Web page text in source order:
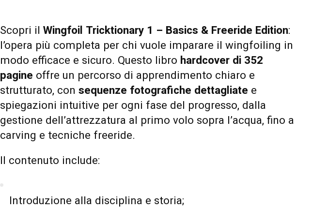
Scopri il Wingfoil Tricktionary 1 – Basics & Freeride Edition:
l’opera più completa per chi vuole imparare il wingfoiling in
modo efficace e sicuro. Questo libro hardcover di 352
pagine offre un percorso di apprendimento chiaro e
strutturato, con sequenze fotografiche dettagliate e
spiegazioni intuitive per ogni fase del progresso, dalla
gestione dell’attrezzatura al primo volo sopra l’acqua, fino a
carving e tecniche freeride.
Il contenuto include:
Introduzione alla disciplina e storia;